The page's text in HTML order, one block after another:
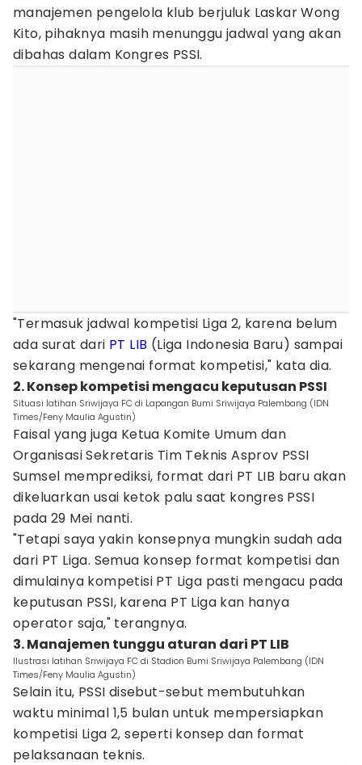
manajemen pengelola klub berjuluk Laskar Wong
Kito, pihaknya masih menunggu jadwal yang akan
dibahas dalam Kongres PSSI.
"Termasuk jadwal kompetisi Liga 2, karena belum
ada surat dari PT LIB (Liga Indonesia Baru) sampai
sekarang mengenai format kompetisi," kata dia.
2. Konsep kompetisi mengacu keputusan PSSI
Situasi latihan Sriwijaya FC di Lapangan Bumi Sriwijaya Palembang (IDN
Times/Feny Maulia Agustin)
Faisal yang juga Ketua Komite Umum dan
Organisasi Sekretaris Tim Teknis Asprov PSSI
Sumsel memprediksi, format dari PT LIB baru akan
dikeluarkan usai ketok palu saat kongres PSSI
pada 29 Mei nanti.
"Tetapi saya yakin konsepnya mungkin sudah ada
dari PT Liga. Semua konsep format kompetisi dan
dimulainya kompetisi PT Liga pasti mengacu pada
keputusan PSSI, karena PT Liga kan hanya
operator saja," terangnya.
3. Manajemen tunggu aturan dari PT LIB
Ilustrasi latihan Sriwijaya FC di Stadion Bumi Sriwijaya Palembang (IDN
Times/Feny Maulia Agustin)
Selain itu, PSSI disebut-sebut membutuhkan
waktu minimal 1,5 bulan untuk mempersiapkan
kompetisi Liga 2, seperti konsep dan format
pelaksanaan teknis.